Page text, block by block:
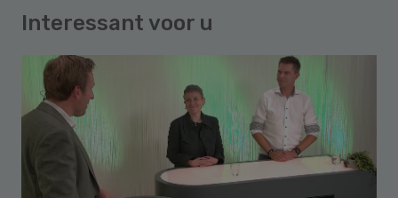
Interessant voor u